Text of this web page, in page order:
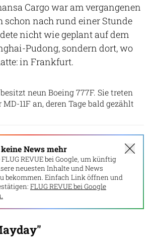
Cargo war am vergangenen
schon nach rund einer Stunde
nicht wie geplant auf dem
Pudong, sondern dort, wo
in Frankfurt.
neun Boeing 777F. Sie treten
11F an, deren Tage bald gezählt
News mehr
REVUE bei Google, um künftig
neuesten Inhalte und News
bekommen. Einfach Link öffnen und
FLUG REVUE bei Google